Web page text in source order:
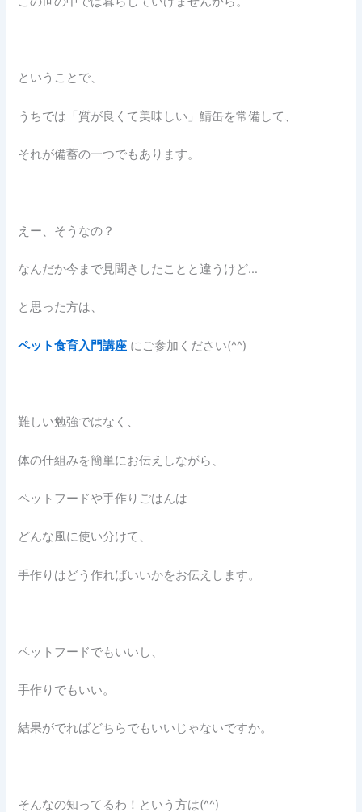
ということで、
うちでは「質が良くて美味しい」鯖缶を常備して、
それが備蓄の一つでもあります。
えー、そうなの？
なんだか今まで見聞きしたことと違うけど…
と思った方は、
ペット食育入門講座 にご参加ください(^^)
難しい勉強ではなく、
体の仕組みを簡単にお伝えしながら、
ペットフードや手作りごはんは
どんな風に使い分けて、
手作りはどう作ればいいかをお伝えします。
ペットフードでもいいし、
手作りでもいい。
結果がでればどちらでもいいじゃないですか。
そんなの知ってるわ！という方は(^^)